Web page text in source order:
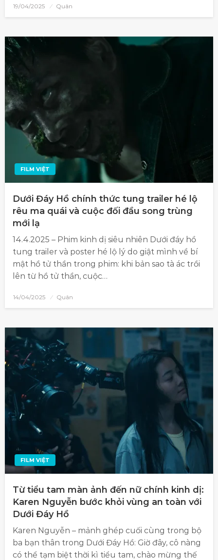
19/04/2025 Quân
FILM VIỆT
Dưới Đáy Hồ chính thức tung trailer hé lộ
rêu ma quái và cuộc đối đầu song trùng
mới lạ
14.4.2025 – Phim kinh dị siêu nhiên Dưới đáy hồ
tung trailer và poster hé lộ lý do giật mình về bí
mật hồ tử thần trong phim: khi bản sao tà ác trồi
lên từ hồ tử thần, cuộc…
14/04/2025 Quân
FILM VIỆT
Từ tiểu tam màn ảnh đến nữ chính kinh dị:
Karen Nguyễn bước khỏi vùng an toàn với
Dưới Đáy Hồ
Karen Nguyễn – mảnh ghép cuối cùng trong bộ
ba bạn thân trong Dưới Đáy Hồ: Giờ đây, cô nàng
có thể tạm biệt thời kì tiểu tam, chào mừng thế